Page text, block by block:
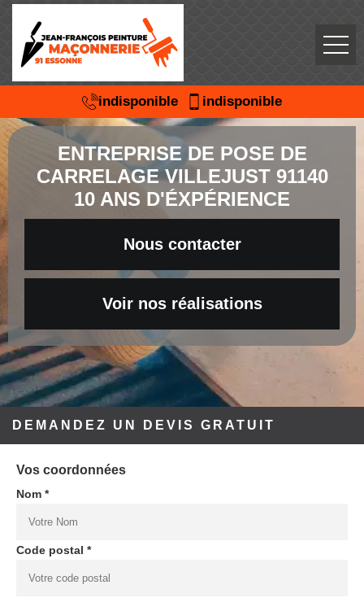
indisponible indisponible
ENTREPRISE DE POSE DE
CARRELAGE VILLEJUST 91140
10 ANS D'ÉXPÉRIENCE
Nous contacter
Voir nos réalisations
DEMANDEZ UN DEVIS GRATUIT
Vos coordonnées
Nom *
Code postal *